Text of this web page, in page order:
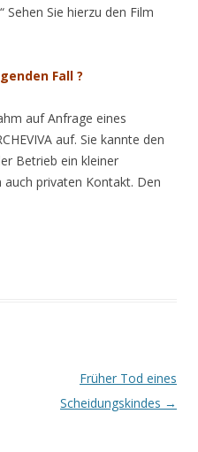
Sehen Sie hierzu den Film
Fall ?
auf Anfrage eines
auf. Sie kannte den
Betrieb ein kleiner
privaten Kontakt. Den
Früher Tod eines
Scheidungskindes →